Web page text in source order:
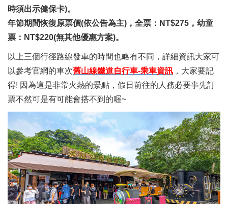
時須出示健保卡)。
年節期間恢復原票價(依公告為主)，全票：NT$275，幼童
票：NT$220(無其他優惠方案)。
以上三個行徑路線發車的時間也略有不同，詳細資訊大家可
以參考官網的車次舊山線鐵道自行車-乘車資訊 ，大家要記
得! 因為這是非常火熱的景點，假日前往的人務必要事先訂
票不然可是有可能會搭不到的喔~